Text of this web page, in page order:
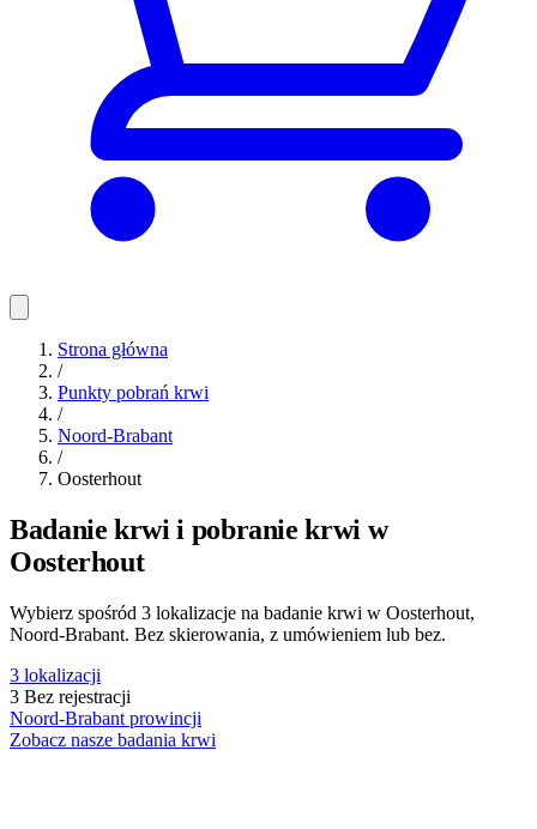
Strona główna
/
Punkty pobrań krwi
/
Noord-Brabant
/
Oosterhout
Badanie krwi i pobranie krwi w
Oosterhout
Wybierz spośród 3 lokalizacje na badanie krwi w Oosterhout,
Noord-Brabant. Bez skierowania, z umówieniem lub bez.
3 lokalizacji
3 Bez rejestracji
Noord-Brabant prowincji
Zobacz nasze badania krwi